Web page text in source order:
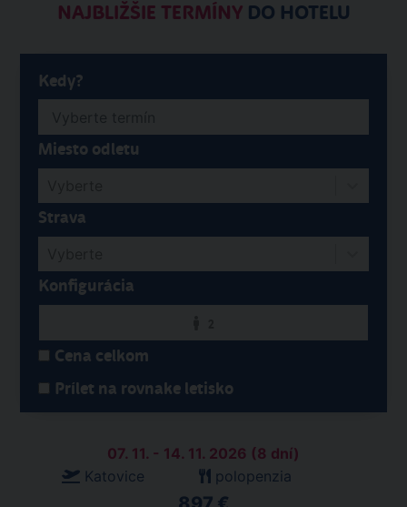
NAJBLIŽŠIE TERMÍNYDO HOTELU
Kedy?
Miesto odletu
Strava
Konfigurácia
Cena celkom
Prílet na rovnake letisko
07. 11. - 14. 11. 2026 (8 dní)
Katovice
polopenzia